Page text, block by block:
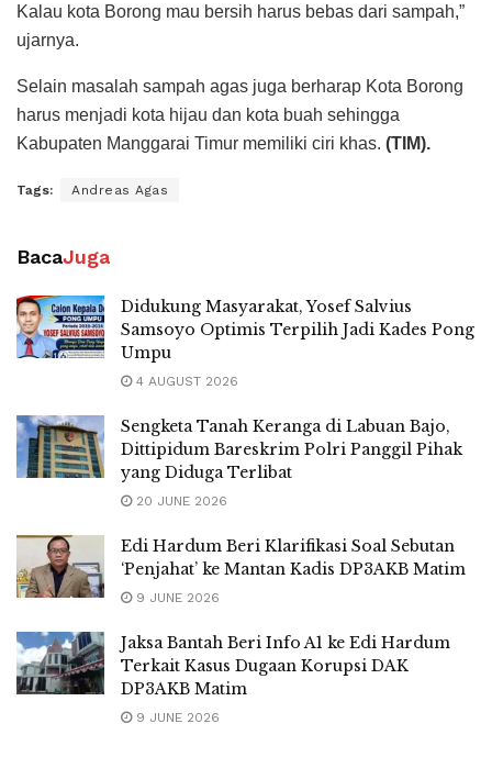
Kalau kota Borong mau bersih harus bebas dari sampah,”
ujarnya.
Selain masalah sampah agas juga berharap Kota Borong
harus menjadi kota hijau dan kota buah sehingga
Kabupaten Manggarai Timur memiliki ciri khas. (TIM).
Tags: Andreas Agas
BacaJuga
Didukung Masyarakat, Yosef Salvius
Samsoyo Optimis Terpilih Jadi Kades Pong
Umpu
4 AUGUST 2026
Sengketa Tanah Keranga di Labuan Bajo,
Dittipidum Bareskrim Polri Panggil Pihak
yang Diduga Terlibat
20 JUNE 2026
Edi Hardum Beri Klarifikasi Soal Sebutan
‘Penjahat’ ke Mantan Kadis DP3AKB Matim
9 JUNE 2026
Jaksa Bantah Beri Info A1 ke Edi Hardum
Terkait Kasus Dugaan Korupsi DAK
DP3AKB Matim
9 JUNE 2026